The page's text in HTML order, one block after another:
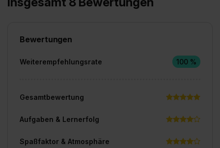
Bewertungen
Weiterempfehlungsrate 100 %
Gesamtbewertung
Aufgaben & Lernerfolg
Spaßfaktor & Atmosphäre